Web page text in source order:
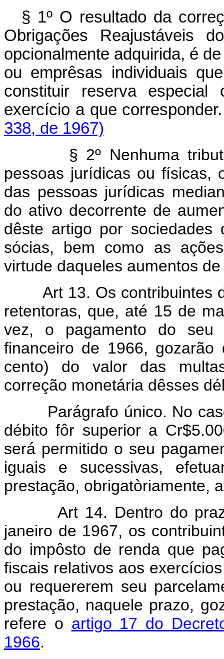
§ 1º O resultado da
Obrigações Reajustáveis
opcionalmente adquirida, é
ou emprêsas individuais
constituir reserva
exercício a que
338, de 1967)
§ 2º Nenhuma
pessoas jurídicas ou físicas,
das pessoas jurídicas
do ativo decorrente de
dêste artigo por
sócias, bem como as
virtude daqueles aumentos
Art 13. Os contribuintes
retentoras, que, até 15 de
vez, o pagamento do seu
financeiro de 1966,
cento) do valor das
correção monetária dêsses
Parágrafo único. No caso
débito fôr superior a
será permitido o seu
iguais e sucessivas,
prestação, obrigatòriamente,
Art 14. Dentro do prazo
janeiro de 1967, os
do impôsto de renda que
fiscais relativos aos
ou requererem seu
prestação, naquele prazo,
refere o artigo 17 do
1966.